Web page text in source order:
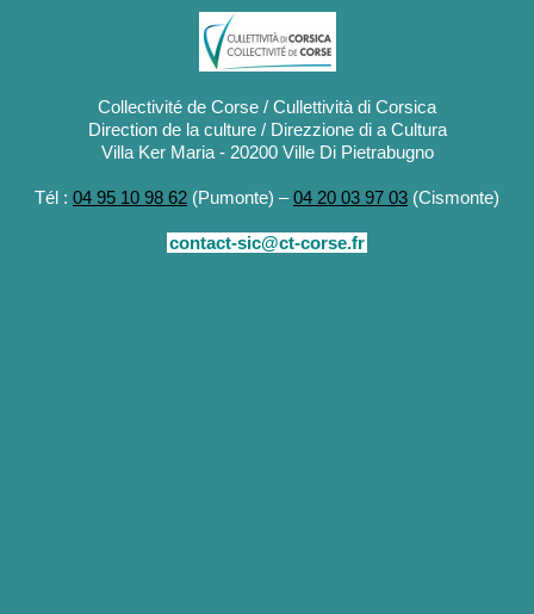
Collectivité de Corse / Cullettività di Corsica
Direction de la culture / Direzzione di a Cultura
Villa Ker Maria - 20200 Ville Di Pietrabugno
Tél : 04 95 10 98 62 (Pumonte) –04 20 03 97 03 (Cismonte)
contact-sic@ct-corse.fr